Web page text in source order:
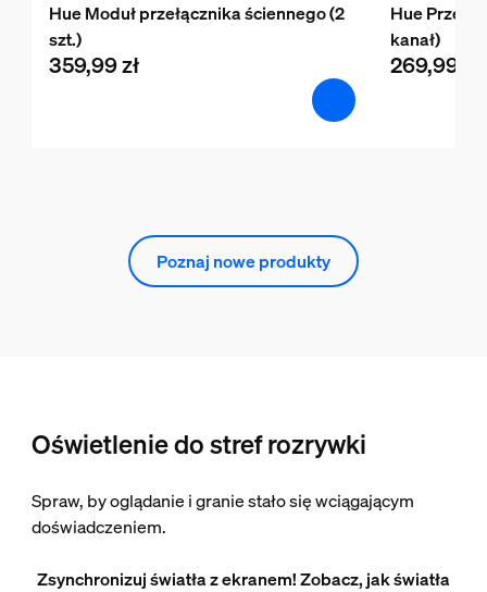
Hue Moduł przełącznika ściennego (2
szt.)
359,99 zł
Hue
kanał)
269,99 zł
Poznaj nowe produkty
Oświetlenie do stref rozrywki
Spraw, by oglądanie i granie stało się wciągającym
doświadczeniem.
Zsynchronizuj światła z ekranem! Zobacz, jak światła